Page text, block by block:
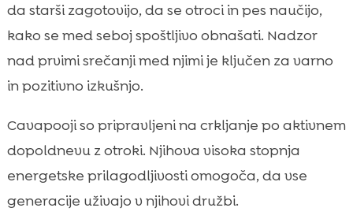
da starši zagotovijo, da se otroci in pes naučijo,
kako se med seboj spoštljivo obnašati. Nadzor
nad prvimi srečanji med njimi je ključen za varno
in pozitivno izkušnjo.
Cavapooji so pripravljeni na crkljanje po aktivnem
dopoldnevu z otroki. Njihova visoka stopnja
energetske prilagodljivosti omogoča, da vse
generacije uživajo v njihovi družbi.